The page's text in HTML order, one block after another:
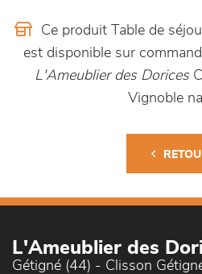
Ce produit Table de
est disponible sur
L'Ameublier des Dorices
Vignoble
L'Ameublier des
Gétigné (44) - Clisson